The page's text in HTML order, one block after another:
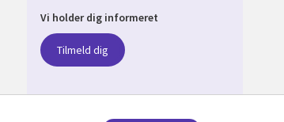
Vi holder dig informeret
Tilmeld dig